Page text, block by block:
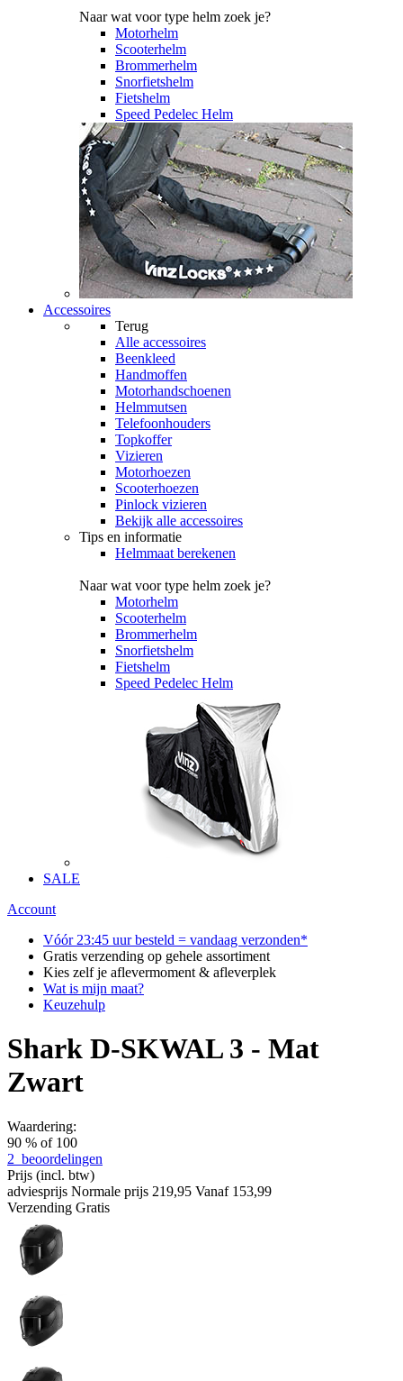
Naar wat voor type helm zoek je?
Motorhelm
Scooterhelm
Brommerhelm
Snorfietshelm
Fietshelm
Speed Pedelec Helm
Accessoires
Terug
Alle accessoires
Beenkleed
Handmoffen
Motorhandschoenen
Helmmutsen
Telefoonhouders
Topkoffer
Vizieren
Motorhoezen
Scooterhoezen
Pinlock vizieren
Bekijk alle accessoires
Tips en informatie
Helmmaat berekenen
Naar wat voor type helm zoek je?
Motorhelm
Scooterhelm
Brommerhelm
Snorfietshelm
Fietshelm
Speed Pedelec Helm
SALE
Account
Vóór 23:45 uur besteld = vandaag verzonden*
Gratis verzending op gehele assortiment
Kies zelf je aflevermoment & afleverplek
Wat is mijn maat?
Keuzehulp
Shark D-SKWAL 3 - Mat
Zwart
Waardering:
90 % of 100
2 beoordelingen
Prijs (incl. btw)
adviesprijs Normale prijs 219,95 Vanaf 153,99
Verzending Gratis